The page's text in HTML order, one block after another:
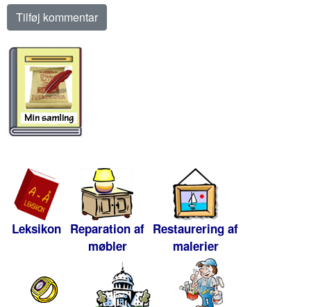
Leksikon Reparation af
møbler
Restaurering af
malerier